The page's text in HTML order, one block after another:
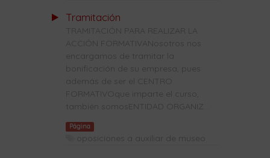
Tramitación
TRAMITACIÓN PARA REALIZAR LA
ACCIÓN FORMATIVANosotros nos
encargamos de tramitar la
bonificación de su empresa, pues
además de ser el CENTRO
FORMATIVOque imparte el curso,
también somosENTIDAD ORGANIZ...
Página
oposiciones a auxiliar de museo